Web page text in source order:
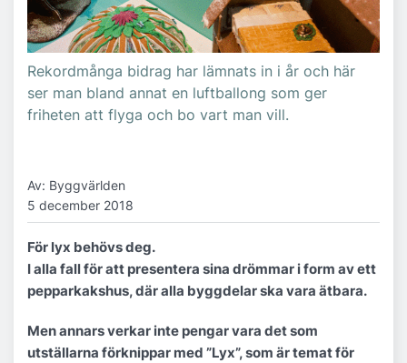
Rekordmånga bidrag har lämnats in i år och här
ser man bland annat en luftballong som ger
friheten att flyga och bo vart man vill.
Av: Byggvärlden
5 december 2018
För lyx behövs deg.
I alla fall för att presentera sina drömmar i form av ett
pepparkakshus, där alla byggdelar ska vara ätbara.
Men annars verkar inte pengar vara det som
utställarna förknippar med ”Lyx”, som är temat för